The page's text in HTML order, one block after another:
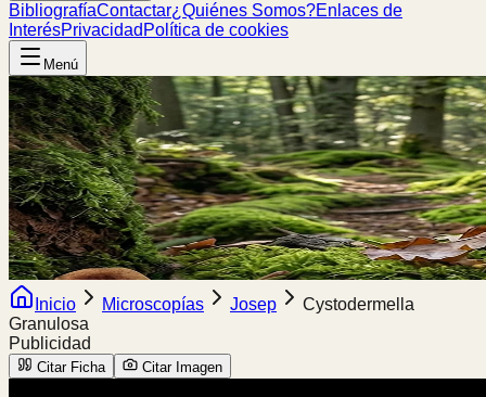
BibliografíaContactar¿Quiénes Somos?Enlaces de
InterésPrivacidad Política de cookies
Menú
Inicio Microscopías Josep
Cystodermella
Granulosa
Publicidad
Citar Ficha Citar Imagen